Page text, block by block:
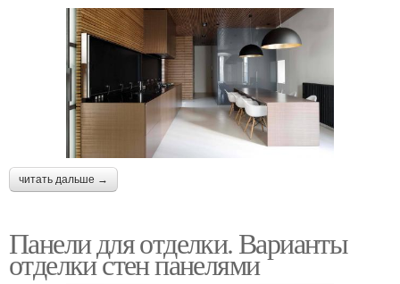
читать дальше →
Панели для отделки. Варианты
отделки стен панелями